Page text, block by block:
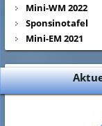
Mini-WM 2022
Sponsinotafel
Mini-EM 2021